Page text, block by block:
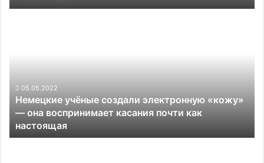
она
воспринимает
касания
почти
как
05.05.2022
Немецкие учёные создали электронную «кожу»
— она воспринимает касания почти как
настоящая